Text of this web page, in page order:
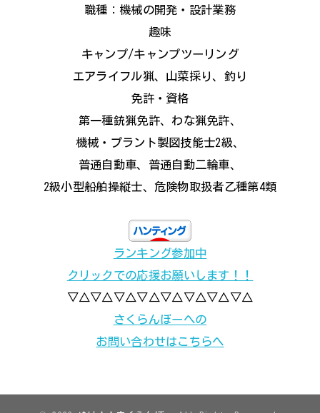
職種：機械の開発・設計業務
趣味
キャンプ/キャンプツーリング
エアライフル猟、山菜採り、釣り
免許・資格
第一種銃猟免許、わな猟免許、
機械・プラント製図技能士2級、
普通自動車、普通自動二輪車、
2級小型船舶操縦士、危険物取扱者乙種第4類
ランキング参加中
クリックでの応援お願いします！！
▽△▽△▽△▽△▽△▽△▽△▽△
さくらんぼーへの
お問い合わせはこちらへ